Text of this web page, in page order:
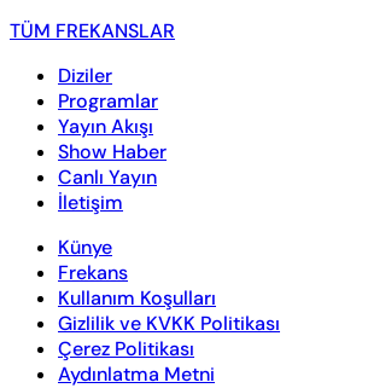
TÜM FREKANSLAR
Diziler
Programlar
Yayın Akışı
Show Haber
Canlı Yayın
İletişim
Künye
Frekans
Kullanım Koşulları
Gizlilik ve KVKK Politikası
Çerez Politikası
Aydınlatma Metni